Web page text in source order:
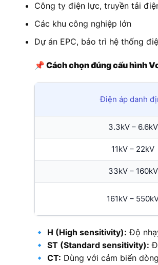
Công ty điện lực, truyền tải
Các khu công nghiệp lớn
Dự án EPC, bảo trì hệ thống
📌 Cách chọn đúng cấu hình
Điện áp danh
3.3kV – 6.6kV
11kV – 22kV
33kV – 160kV
161kV –
🔹 H (High sensitivity): Độ
🔹 ST (Standard sensitivity):
🔹 CT: Dùng với cảm biến